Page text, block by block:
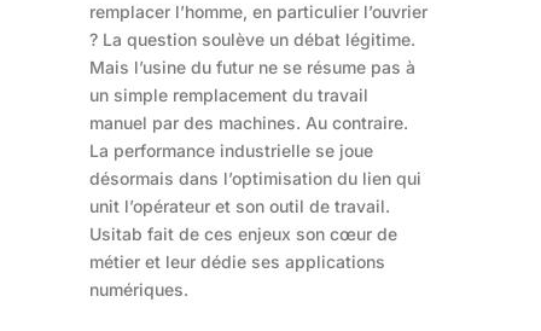
remplacer l’homme, en particulier l’ouvrier
? La question soulève un débat légitime.
Mais l’usine du futur ne se résume pas à
un simple remplacement du travail
manuel par des machines. Au contraire.
La performance industrielle se joue
désormais dans l’optimisation du lien qui
unit l’opérateur et son outil de travail.
Usitab fait de ces enjeux son cœur de
métier et leur dédie ses applications
numériques.